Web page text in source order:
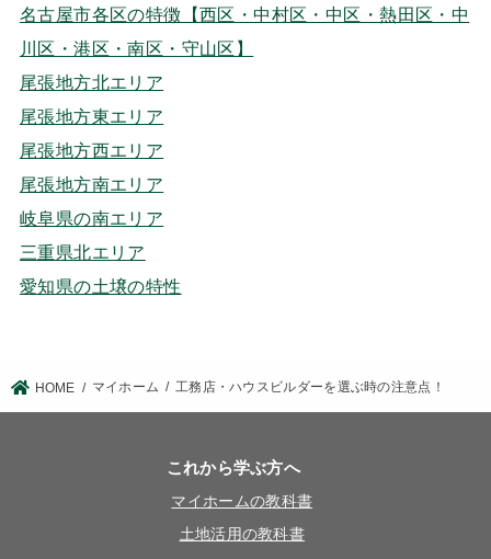
名古屋市各区の特徴【西区・中村区・中区・熱田区・中
川区・港区・南区・守山区】
尾張地方北エリア
尾張地方東エリア
尾張地方西エリア
尾張地方南エリア
岐阜県の南エリア
三重県北エリア
愛知県の土壌の特性
HOME マイホーム 工務店・ハウスビルダーを選ぶ時の注意点！
これから学ぶ方へ
マイホームの教科書
土地活用の教科書